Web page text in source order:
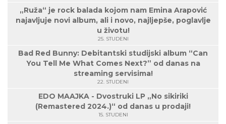
„Ruža“ je rock balada kojom nam Emina Arapović
najavljuje novi album, ali i novo, najljepše, poglavlje
u životu!
25. STUDENI
Bad Red Bunny: Debitantski studijski album “Can
You Tell Me What Comes Next?” od danas na
streaming servisima!
22. STUDENI
EDO MAAJKA - Dvostruki LP „No sikiriki
(Remastered 2024.)“ od danas u prodaji!
15. STUDENI